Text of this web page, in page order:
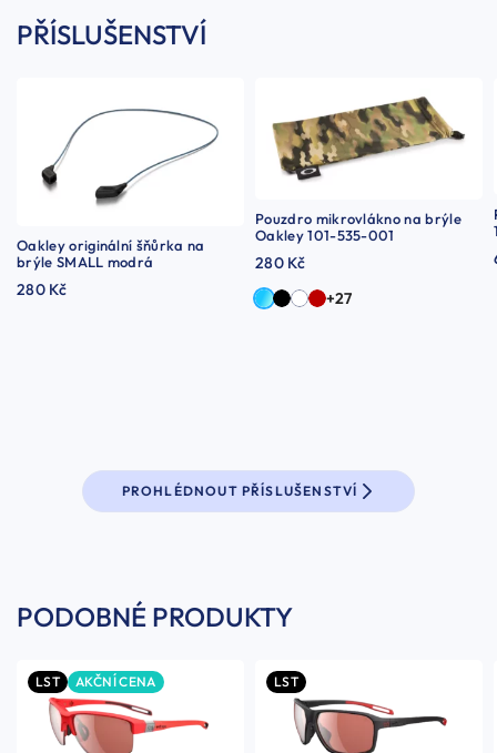
PŘÍSLUŠENSTVÍ
Oakley originální šňůrka na
brýle SMALL modrá
280 Kč
Pouzdro mikrovlákno na brýle
Oakley 101-535-001
280 Kč
+27
PROHLÉDNOUT PŘÍSLUŠENSTVÍ
PODOBNÉ PRODUKTY
LST AKČNÍ CENA LST